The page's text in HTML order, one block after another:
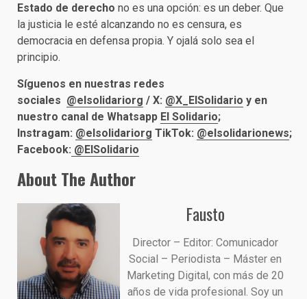
Estado de derecho no es una opción: es un deber. Que
la justicia le esté alcanzando no es censura, es
democracia en defensa propia. Y ojalá solo sea el
principio.
Síguenos en nuestras redes
sociales @elsolidariorg / X: @X_ElSolidario y en
nuestro canal de Whatsapp El Solidario;
Instragam: @elsolidariorg TikTok: @elsolidarionews;
Facebook: @ElSolidario
About The Author
Fausto
Director – Editor: Comunicador
Social – Periodista – Máster en
Marketing Digital, con más de 20
años de vida profesional. Soy un